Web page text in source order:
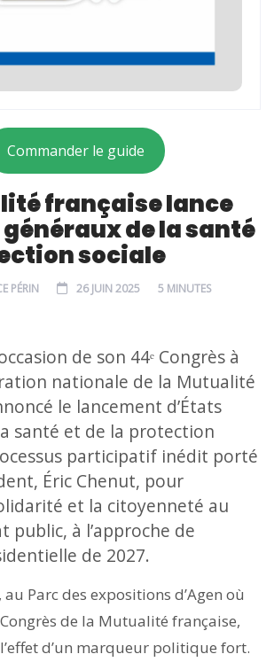
Commander le guide
française lance
généraux de la santé
sociale
PÉRIN 26 JUIN 2025 5 MINUTES
de son 44ᵉ Congrès à
nationale de la Mutualité
le lancement d’États
santé et de la protection
participatif inédit porté
Éric Chenut, pour
et la citoyenneté au
public, à l’approche de
de 2027.
Parc des expositions d’Agen où
Congrès de la Mutualité française,
d’un marqueur politique fort.